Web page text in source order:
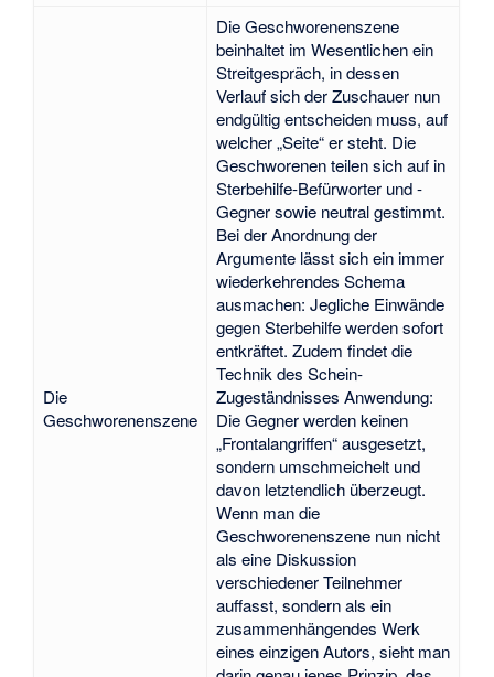
Die
Geschworenenszene
Die Geschworenenszene
beinhaltet im Wesentlichen ein
Streitgespräch, in dessen
Verlauf sich der Zuschauer nun
endgültig entscheiden muss, auf
welcher „Seite“ er steht. Die
Geschworenen teilen sich auf in
Sterbehilfe-Befürworter und -
Gegner sowie neutral gestimmt.
Bei der Anordnung der
Argumente lässt sich ein immer
wiederkehrendes Schema
ausmachen: Jegliche Einwände
gegen Sterbehilfe werden sofort
entkräftet. Zudem findet die
Technik des Schein-
Zugeständnisses Anwendung:
Die Gegner werden keinen
„Frontalangriffen“ ausgesetzt,
sondern umschmeichelt und
davon letztendlich überzeugt.
Wenn man die
Geschworenenszene nun nicht
als eine Diskussion
verschiedener Teilnehmer
auffasst, sondern als ein
zusammenhängendes Werk
eines einzigen Autors, sieht man